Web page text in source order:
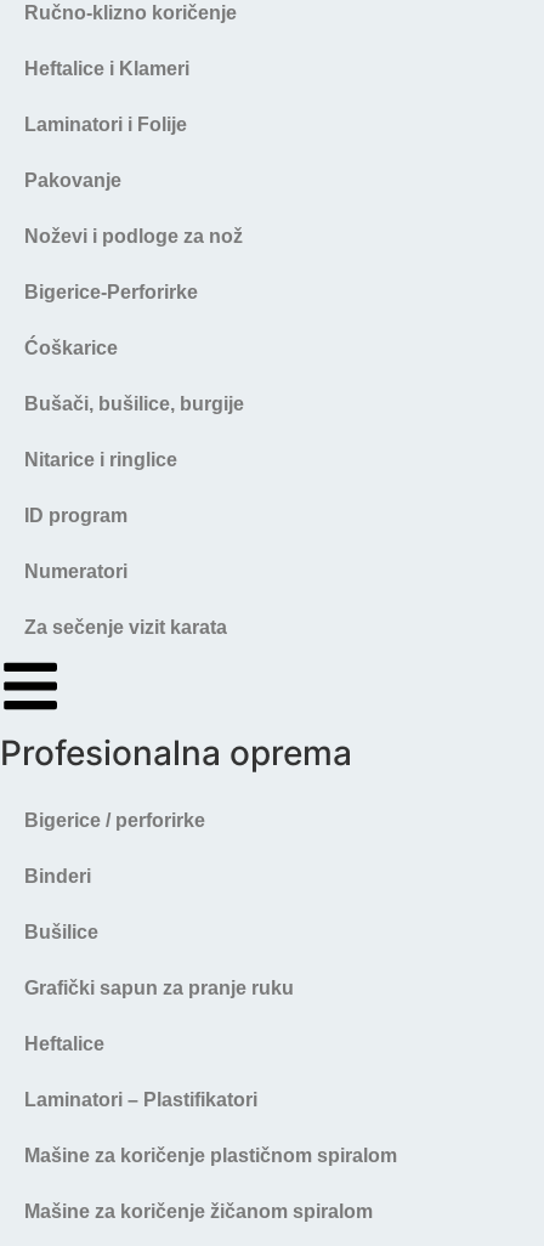
Ručno-klizno koričenje
Heftalice i Klameri
Laminatori i Folije
Pakovanje
Noževi i podloge za nož
Bigerice-Perforirke
Ćoškarice
Bušači, bušilice, burgije
Nitarice i ringlice
ID program
Numeratori
Za sečenje vizit karata
Profesionalna oprema
Bigerice / perforirke
Binderi
Bušilice
Grafički sapun za pranje ruku
Heftalice
Laminatori – Plastifikatori
Mašine za koričenje plastičnom spiralom
Mašine za koričenje žičanom spiralom